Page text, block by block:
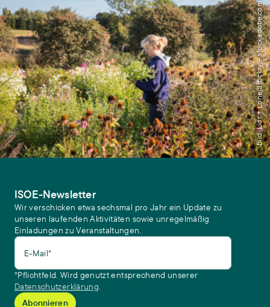
Bild: Lior + Lone/Stocksy – stock.adobe.com
ISOE-Newsletter
Wir verschicken etwa sechsmal pro Jahr ein Update zu
unseren laufenden Aktivitäten sowie unregelmäßig
Einladungen zu Veranstaltungen.
E-Mail*
*Pflichtfeld. Wird genutzt entsprechend unserer
Datenschutzerklärung.